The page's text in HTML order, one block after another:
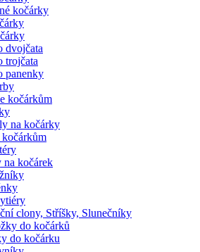
kočárky
dvojčata
trojčata
panenky
kočárkům
na kočárky
na kočárek
clony, Stříšky, Slunečníky
do kočárků
do kočárku